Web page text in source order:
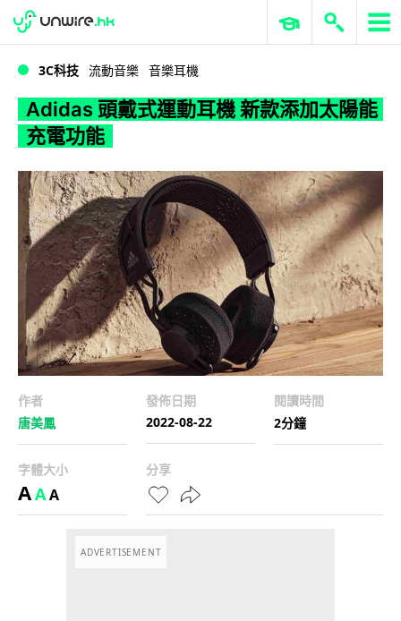
WWDC 2026 ERP 與商業 AI
3C科技 流動音樂 音樂耳機
Adidas 頭戴式運動耳機 新款添加太陽能
充電功能
作者
唐美鳳
發佈日期
2022-08-22
閱讀時間
2分鐘
字體大小
AAA
分享
ADVERTISEMENT